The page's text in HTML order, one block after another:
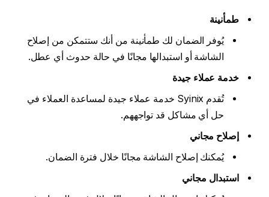
طمأنينة
يُوفر الضمان لك طمأنينة من أنك ستتمكن من إصلاح
الشاشة أو استبدالها مجانًا في حالة حدوث أي عطل.
خدمة عملاء جيدة
تُقدم Syinix خدمة عملاء جيدة لمساعدة العملاء في
حل أي مشاكل قد تواجههم.
إصلاح مجاني
يُمكنك إصلاح الشاشة مجانًا خلال فترة الضمان.
استبدال مجاني